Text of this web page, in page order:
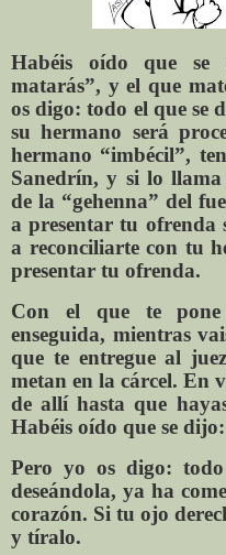
Habéis oído que
matarás”, y el que
os digo: todo el que se
su hermano será
hermano “imbécil”,
Sanedrín, y si lo llama
de la “gehenna” del
a presentar tu ofrenda
a reconciliarte con tu
presentar tu ofrenda.
Con el que te pone
enseguida, mientras
que te entregue al
metan en la cárcel. En
de allí hasta que
Habéis oído que se
Pero yo os digo:
deseándola, ya ha
corazón. Si tu ojo
y tíralo.